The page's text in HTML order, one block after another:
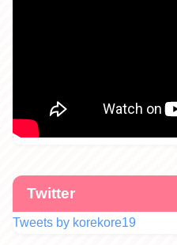
Twitter
Tweets by korekore19